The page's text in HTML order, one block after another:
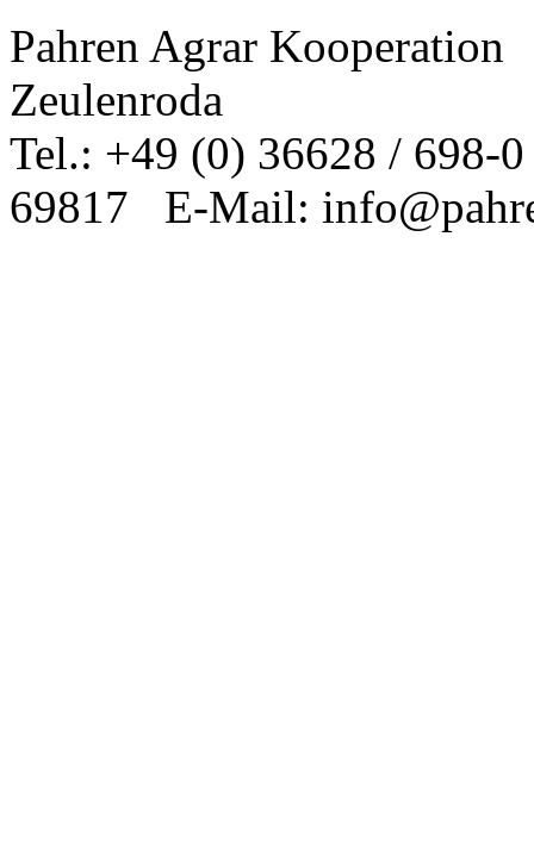
Pahren Agrar
Zeulenroda
Tel.: +49 (0) 36628 / 698-
69817 E-Mail: